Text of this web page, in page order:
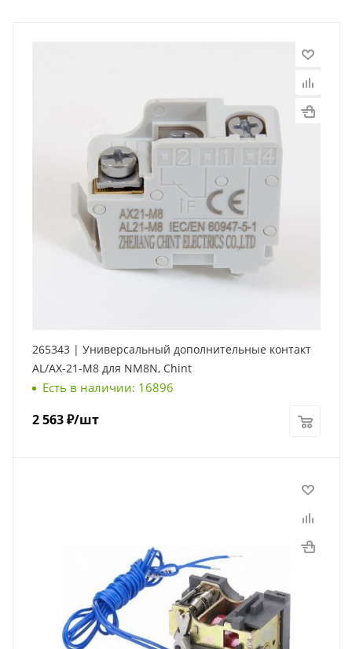
265343 | Универсальный дополнительные контакт
AL/AX-21-M8 для NM8N, Chint
Есть в наличии: 16896
2 563₽/шт